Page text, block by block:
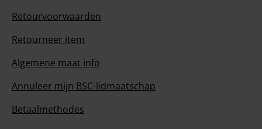
Retourvoorwaarden
Retourneer item
Algemene maat info
Annuleer mijn BSC-lidmaatschap
Betaalmethodes